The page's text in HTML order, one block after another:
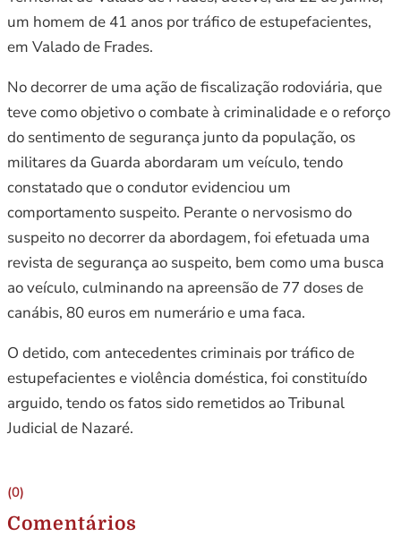
um homem de 41 anos por tráfico de estupefacientes,
em Valado de Frades.
No decorrer de uma ação de fiscalização rodoviária, que
teve como objetivo o combate à criminalidade e o reforço
do sentimento de segurança junto da população, os
militares da Guarda abordaram um veículo, tendo
constatado que o condutor evidenciou um
comportamento suspeito. Perante o nervosismo do
suspeito no decorrer da abordagem, foi efetuada uma
revista de segurança ao suspeito, bem como uma busca
ao veículo, culminando na apreensão de 77 doses de
canábis, 80 euros em numerário e uma faca.
O detido, com antecedentes criminais por tráfico de
estupefacientes e violência doméstica, foi constituído
arguido, tendo os fatos sido remetidos ao Tribunal
Judicial de Nazaré.
(0)
Comentários